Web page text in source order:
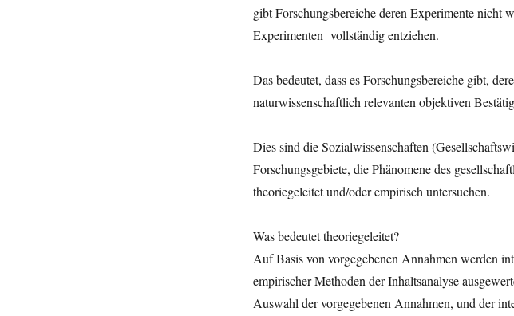
gibt Forschungsbereiche deren Experimente nicht
Experimenten vollständig entziehen.
Das bedeutet, dass es Forschungsbereiche gibt,
naturwissenschaftlich relevanten objektiven
Dies sind die Sozialwissenschaften
Forschungsgebiete, die Phänomene des
theoriegeleitet und/oder empirisch untersuchen.
Was bedeutet theoriegeleitet?
Auf Basis von vorgegebenen Annahmen werden
empirischer Methoden der Inhaltsanalyse
Auswahl der vorgegebenen Annahmen, und der